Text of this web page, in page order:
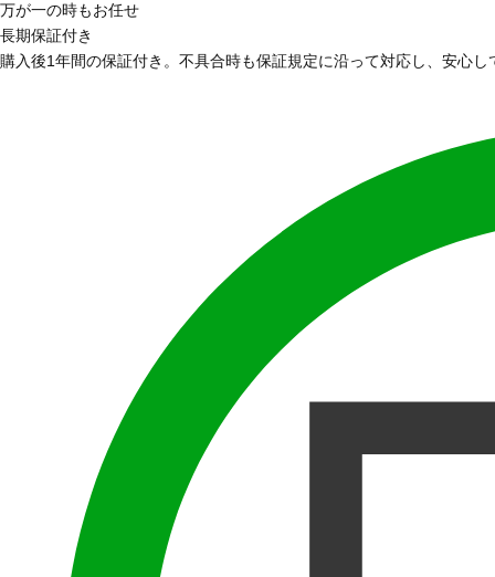
万が一の時もお任せ
長期保証付き
購入後1年間の保証付き。不具合時も保証規定に沿って対応し、安心